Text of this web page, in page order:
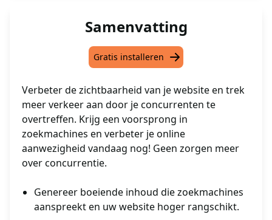
Samenvatting
Gratis installeren
Verbeter de zichtbaarheid van je website en trek
meer verkeer aan door je concurrenten te
overtreffen. Krijg een voorsprong in
zoekmachines en verbeter je online
aanwezigheid vandaag nog! Geen zorgen meer
over concurrentie.
Genereer boeiende inhoud die zoekmachines
aanspreekt en uw website hoger rangschikt.